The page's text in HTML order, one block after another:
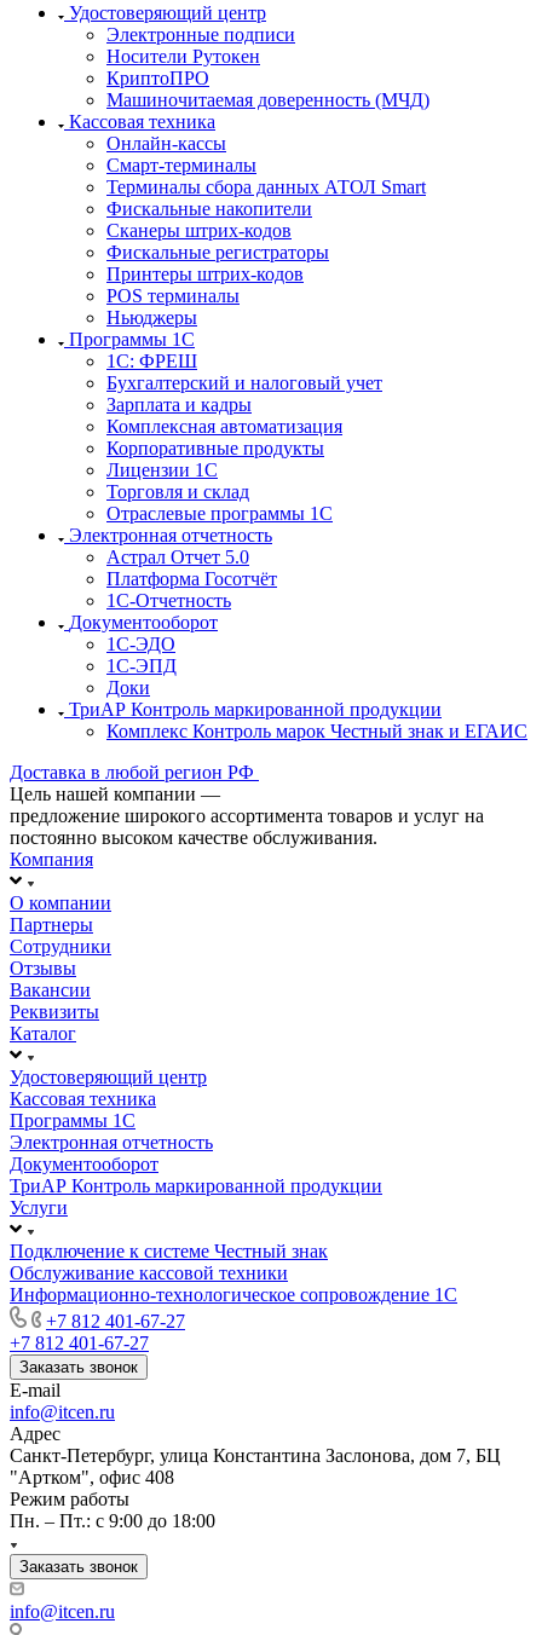
Удостоверяющий центр
Электронные подписи
Носители Рутокен
КриптоПРО
Машиночитаемая доверенность (МЧД)
Кассовая техника
Онлайн-кассы
Смарт-терминалы
Терминалы сбора данных АТОЛ Smart
Фискальные накопители
Сканеры штрих-кодов
Фискальные регистраторы
Принтеры штрих-кодов
POS терминалы
Ньюджеры
Программы 1С
1C: ФРЕШ
Бухгалтерский и налоговый учет
Зарплата и кадры
Комплексная автоматизация
Корпоративные продукты
Лицензии 1С
Торговля и склад
Отраслевые программы 1С
Электронная отчетность
Астрал Отчет 5.0
Платформа Госотчёт
1С-Отчетность
Документооборот
1С-ЭДО
1С-ЭПД
Доки
ТриАР Контроль маркированной продукции
Комплекс Контроль марок Честный знак и ЕГАИС
Доставка в любой регион РФ
Цель нашей компании —
предложение широкого ассортимента товаров и услуг на
постоянно высоком качестве обслуживания.
Компания
О компании
Партнеры
Сотрудники
Отзывы
Вакансии
Реквизиты
Каталог
Удостоверяющий центр
Кассовая техника
Программы 1С
Электронная отчетность
Документооборот
ТриАР Контроль маркированной продукции
Услуги
Подключение к системе Честный знак
Обслуживание кассовой техники
Информационно-технологическое сопровождение 1C
+7 812 401-67-27
+7 812 401-67-27
Заказать звонок
E-mail
info@itcen.ru
Адрес
Санкт-Петербург, улица Константина Заслонова, дом 7, БЦ
"Артком", офис 408
Режим работы
Пн. – Пт.: с 9:00 до 18:00
Заказать звонок
info@itcen.ru